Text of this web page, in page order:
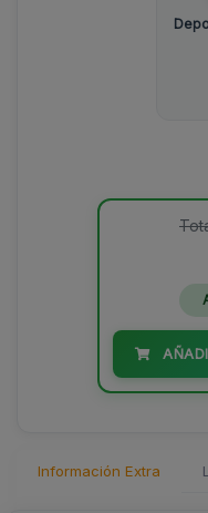
Información Extra